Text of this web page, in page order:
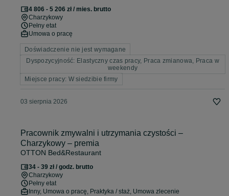
4 806 - 5 206 zł / mies. brutto
Charzykowy
Pełny etat
Umowa o pracę
Doświadczenie nie jest wymagane
Dyspozycyjność: Elastyczny czas pracy, Praca zmianowa, Praca w
weekendy
Miejsce pracy: W siedzibie firmy
03 sierpnia 2026
Pracownik zmywalni i utrzymania czystości –
Charzykowy – premia
OTTON Bed&Restaurant
34 - 39 zł / godz. brutto
Charzykowy
Pełny etat
Inny, Umowa o pracę, Praktyka / staż, Umowa zlecenie